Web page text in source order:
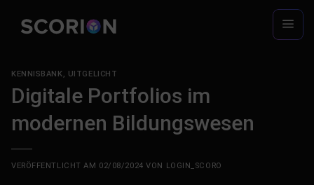
Inhalt
KENNISBANK, UITGELICHT
Digitale Portfolios im
modernen Bildungswesen
VERÖFFENTLICHT AM 02/08/2024 VON LOGIN_SCORO